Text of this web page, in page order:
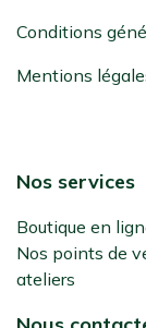
Conditions
Mentions
Nos services
Boutique en
Nos points de
ateliers